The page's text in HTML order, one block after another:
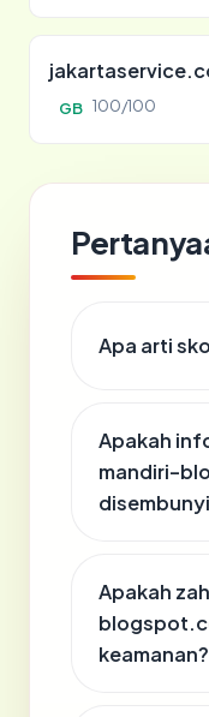
GB 100/100
Apa arti
Apakah
mandiri-
Apakah
keamanan?